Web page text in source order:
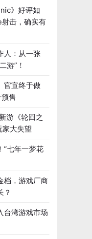
》好评如
击，确实有
人：从一张
游”！
官宣终于做
售
游《轮回之
家大失望
“七年一梦花
档，游戏厂商
？
台湾游戏市场